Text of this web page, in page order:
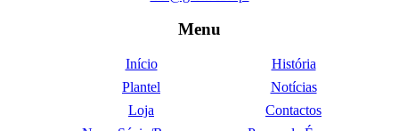
Menu
Início
História
Plantel
Notícias
Loja
Contactos